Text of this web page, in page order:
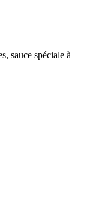
sauce spéciale à